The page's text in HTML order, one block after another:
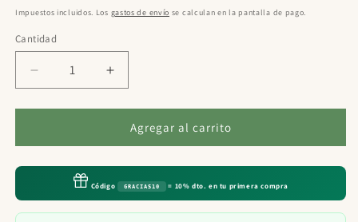
habitual
Impuestos incluidos. Los gastos de envío se calculan en la pantalla de pago.
Cantidad
Reducir
cantidad
para
Suero
50x5ml
Aumentar
cantidad
para
Aposán
Suero
50x5ml
Agregar al carrito
Código GRACIAS10 = 10% dto. en tu primera compra